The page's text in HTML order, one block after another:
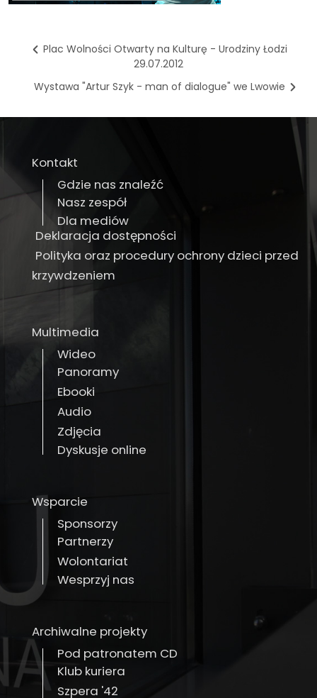
Plac Wolności Otwarty na Kulturę - Urodziny Łodzi
29.07.2012
Wystawa "Artur Szyk - man of dialogue" we Lwowie
Kontakt
Gdzie nas znaleźć
Nasz zespół
Dla mediów
Deklaracja dostępności
Polityka oraz procedury ochrony dzieci przed
krzywdzeniem
Multimedia
Wideo
Panoramy
Ebooki
Audio
Zdjęcia
Dyskusje online
Wsparcie
Sponsorzy
Partnerzy
Wolontariat
Wesprzyj nas
Archiwalne projekty
Pod patronatem CD
Klub kuriera
Szpera '42